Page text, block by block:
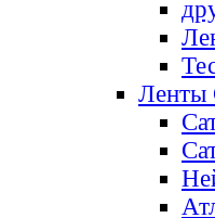
Ленты